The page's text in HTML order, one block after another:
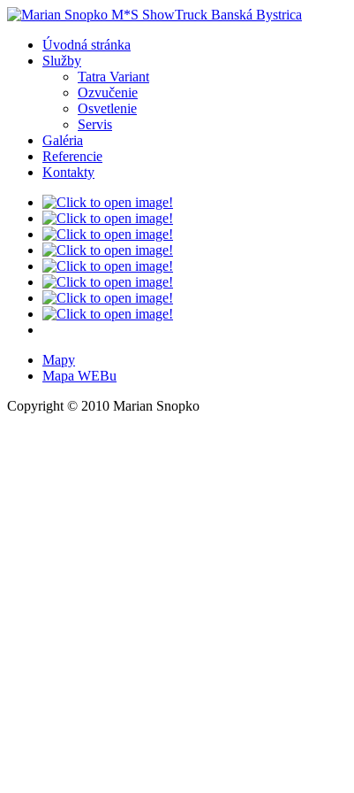
Úvodná stránka
Služby
Tatra Variant
Ozvučenie
Osvetlenie
Servis
Galéria
Referencie
Kontakty
Mapy
Mapa WEBu
Copyright © 2010 Marian Snopko